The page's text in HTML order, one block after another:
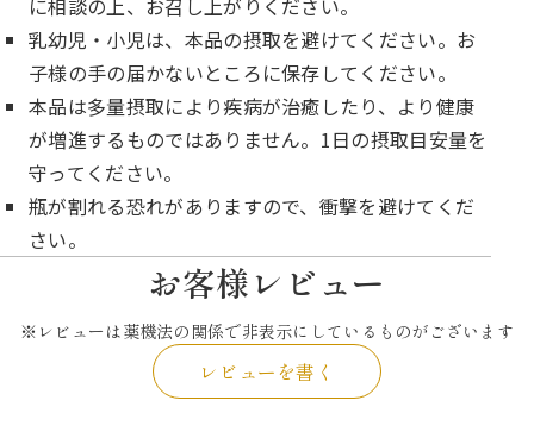
に相談の上、お召し上がりください。
乳幼児・小児は、本品の摂取を避けてください。お
子様の手の届かないところに保存してください。
本品は多量摂取により疾病が治癒したり、より健康
が増進するものではありません。1日の摂取目安量を
守ってください。
瓶が割れる恐れがありますので、衝撃を避けてくだ
さい。
お客様レビュー
※レビューは薬機法の関係で非表示にしているものがございます
レビューを書く